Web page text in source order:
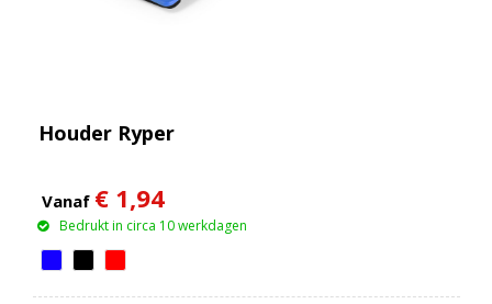
Houder Ryper
Vanaf € 1,94
Bedrukt in circa 10 werkdagen